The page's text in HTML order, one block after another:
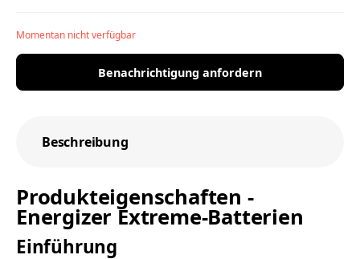
Momentan nicht verfügbar
Benachrichtigung anfordern
Beschreibung
Produkteigenschaften -
Energizer Extreme-Batterien
Einführung